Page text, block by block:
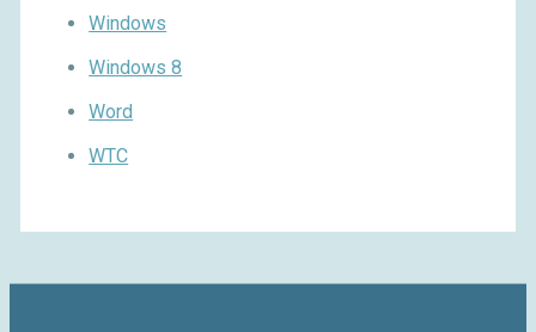
Windows
Windows 8
Word
WTC